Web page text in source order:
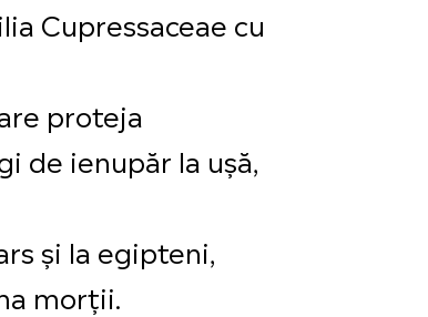
Cupressaceae cu
proteja
de ienupăr la ușă,
și la egipteni,
morții.